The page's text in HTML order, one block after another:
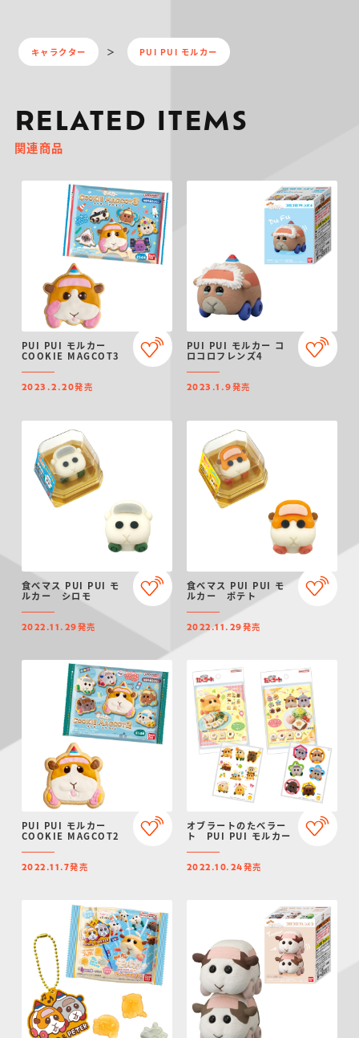
キャラクター PUI PUI モルカー
RELATED ITEMS
関連商品
PUI PUI モルカー
COOKIE MAGCOT3
2023.2.20発売
PUI PUI モルカー コ
ロコロフレンズ4
2023.1.9発売
食べマス PUI PUI モ
ルカー シロモ
2022.11.29発売
食べマス PUI PUI モ
ルカー ポテト
2022.11.29発売
PUI PUI モルカー
COOKIE MAGCOT2
2022.11.7発売
オブラートのたべラー
ト PUI PUI モルカー
2022.10.24発売